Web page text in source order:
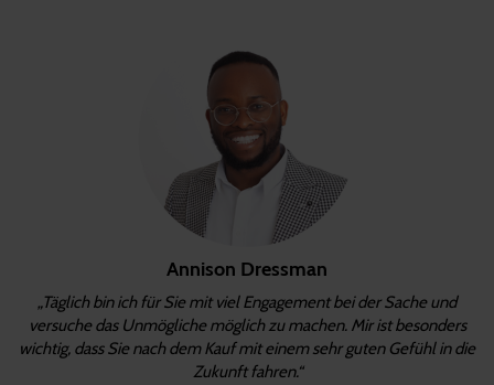
Annison Dressman
„Täglich bin ich für Sie mit viel Engagement bei der Sache und
versuche das Unmögliche möglich zu machen. Mir ist besonders
wichtig, dass Sie nach dem Kauf mit einem sehr guten Gefühl in die
Zukunft fahren.“